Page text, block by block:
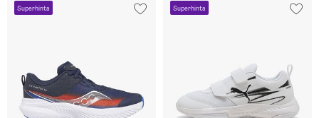
Superhinta Superhinta